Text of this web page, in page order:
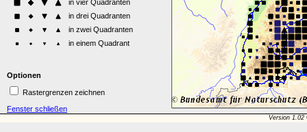
Optionen
Rastergrenzen zeichnen
Fenster schließen
Version